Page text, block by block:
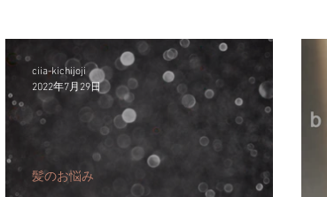
髪のお悩み
ciia-kichijoji
2022年7月29日